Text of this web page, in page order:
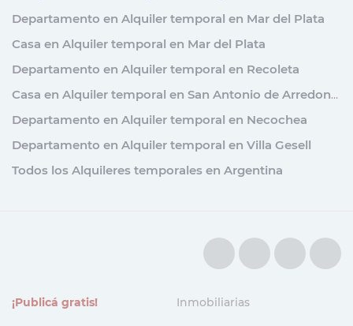
Departamento en Alquiler temporal en Mar del Plata
Casa en Alquiler temporal en Mar del Plata
Departamento en Alquiler temporal en Recoleta
Casa en Alquiler temporal en San Antonio de Arredondo
Departamento en Alquiler temporal en Necochea
Departamento en Alquiler temporal en Villa Gesell
Todos los Alquileres temporales en Argentina
¡Publicá gratis!
Inmobiliarias